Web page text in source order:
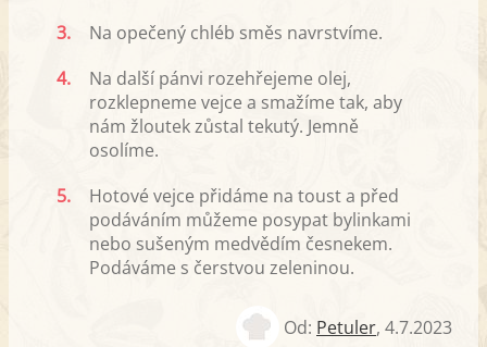
3.
Na opečený chléb směs navrstvíme.
4.
Na další pánvi rozehřejeme olej,
rozklepneme vejce a smažíme tak, aby
nám žloutek zůstal tekutý. Jemně
osolíme.
5.
Hotové vejce přidáme na toust a před
podáváním můžeme posypat bylinkami
nebo sušeným medvědím česnekem.
Podáváme s čerstvou zeleninou.
Od: Petuler, 4.7.2023